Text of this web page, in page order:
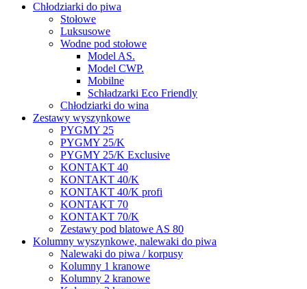
Chłodziarki do piwa
Stołowe
Luksusowe
Wodne pod stołowe
Model AS.
Model CWP.
Mobilne
Schładzarki Eco Friendly
Chłodziarki do wina
Zestawy wyszynkowe
PYGMY 25
PYGMY 25/K
PYGMY 25/K Exclusive
KONTAKT 40
KONTAKT 40/K
KONTAKT 40/K profi
KONTAKT 70
KONTAKT 70/K
Zestawy pod blatowe AS 80
Kolumny wyszynkowe, nalewaki do piwa
Nalewaki do piwa / korpusy
Kolumny 1 kranowe
Kolumny 2 kranowe